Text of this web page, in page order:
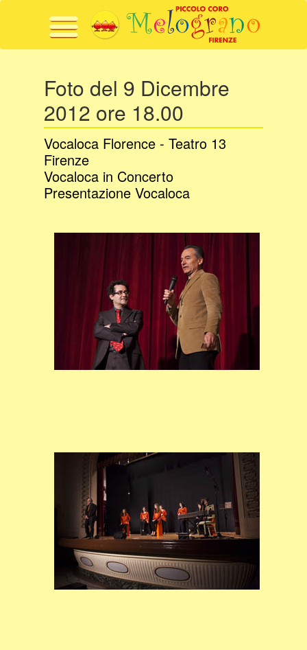
Menu
Foto del 9 Dicembre
2012 ore 18.00
Vocaloca Florence - Teatro 13
Firenze
Vocaloca in Concerto
Presentazione Vocaloca